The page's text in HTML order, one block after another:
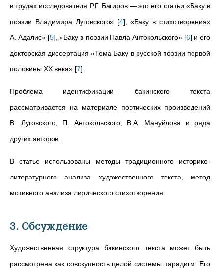
в трудах исследователя Р.Г. Багиров — это его статьи «Баку в
поэзии Владимира Луговского» [4] , «Баку в стихотворениях
А. Адалис» [5] , «Баку в поэзии Павла Антокольского» [6] и его
докторская диссертация «Тема Баку в русской поэзии первой
половины XX века» [7]
Проблема идентификации бакинского текста
рассматривается на материале поэтических произведений
В. Луговского, П. Антокольского, В.А. Мануйлова и ряда
других авторов.
В статье использованы методы традиционного историко-
литературного анализа художественного текста, метод
мотивного анализа лирического стихотворения.
3. Обсуждение
Художественная структура бакинского текста может быть
рассмотрена как совокупность целой системы парадигм. Его